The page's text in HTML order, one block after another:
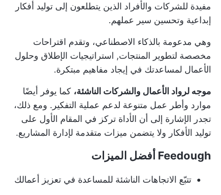
مفيدة للشركات والأفراد الذين يتطلعون إلى توليد أفكار
إبداعية وتحسين سير عملهم.
وهي مدعومة بالذكاء الاصطناعي، وتقدم اقتراحات
مخصصة لتطوير المنتجات, استراتيجيات الإطلاق وحلول
الأعمال لمساعدتك في إيجاد مفاهيم مبتكرة.
موجه لرواد الأعمال والشركات الناشئة، كما يوفر أيضًا
موارد وأطر عمل متنوعة لدعم عملية التفكير. ومع ذلك،
تجدر الإشارة إلى أن الأداة تركز في المقام الأول على
توليد الأفكار ولا يتضمن ميزات متقدمة لإدارة المشاريع.
Feedough أفضل الميزات
تتبّع الاتجاهات الناشئة للمساعدة في تعزيز أعمالك